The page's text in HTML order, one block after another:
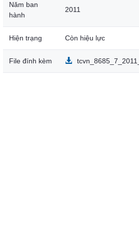
Năm ban
hành
2011
Hiện trạng Còn hiệu lực
File đính kèm